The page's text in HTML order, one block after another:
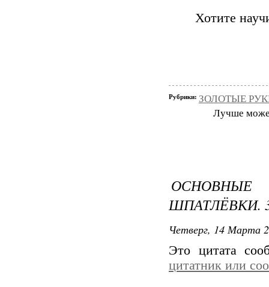
Хотите
Рубрики: ЗОЛОТЫЕ
Лучше
ШПАТЛЁВКИ.
Четверг, 14 Марта
Это цитата
цитатник или